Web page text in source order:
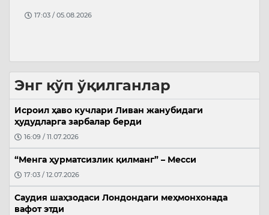
17:03 / 05.08.2026
Энг кўп ўқилганлар
Исроил ҳаво кучлари Ливан жанубидаги
ҳудудларга зарбалар берди
16:09 / 11.07.2026
“Менга ҳурматсизлик қилманг” – Месси
17:03 / 12.07.2026
Саудия шаҳзодаси Лондондаги меҳмонхонада
вафот этди